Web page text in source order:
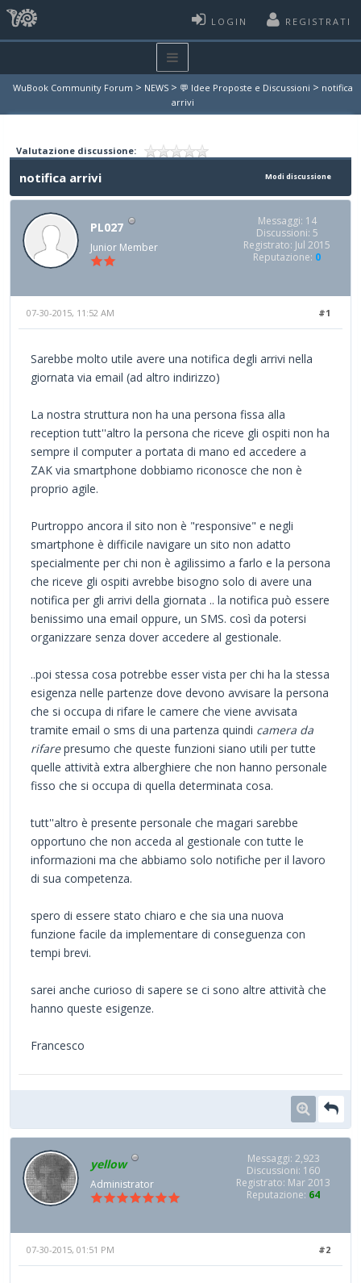
LOGIN REGISTRATI
WuBook Community Forum > NEWS > 💬 Idee Proposte e Discussioni > notifica
arrivi
Valutazione discussione:
Modi discussione
notifica arrivi
PL027
Junior Member
Messaggi: 14
Discussioni: 5
Registrato: Jul 2015
Reputazione: 0
#1
07-30-2015, 11:52 AM
Sarebbe molto utile avere una notifica degli arrivi nella
giornata via email (ad altro indirizzo)
La nostra struttura non ha una persona fissa alla
reception tutt''altro la persona che riceve gli ospiti non ha
sempre il computer a portata di mano ed accedere a
ZAK via smartphone dobbiamo riconosce che non è
proprio agile.
Purtroppo ancora il sito non è "responsive" e negli
smartphone è difficile navigare un sito non adatto
specialmente per chi non è agilissimo a farlo e la persona
che riceve gli ospiti avrebbe bisogno solo di avere una
notifica per gli arrivi della giornata .. la notifica può essere
benissimo una email oppure, un SMS. così da potersi
organizzare senza dover accedere al gestionale.
..poi stessa cosa potrebbe esser vista per chi ha la stessa
esigenza nelle partenze dove devono avvisare la persona
che si occupa di rifare le camere che viene avvisata
tramite email o sms di una partenza quindi camera da
rifarepresumo che queste funzioni siano utili per tutte
quelle attività extra alberghiere che non hanno personale
fisso che si occupa di quella determinata cosa.
tutt''altro è presente personale che magari sarebbe
opportuno che non acceda al gestionale con tutte le
informazioni ma che abbiamo solo notifiche per il lavoro
di sua competenza.
spero di essere stato chiaro e che sia una nuova
funzione facile da implementare di conseguenza con
tempi brevi.
sarei anche curioso di sapere se ci sono altre attività che
hanno queste esigenze.
Francesco
yellow
Administrator
Messaggi: 2,923
Discussioni: 160
Registrato: Mar 2013
Reputazione: 64
#2
07-30-2015, 01:51 PM